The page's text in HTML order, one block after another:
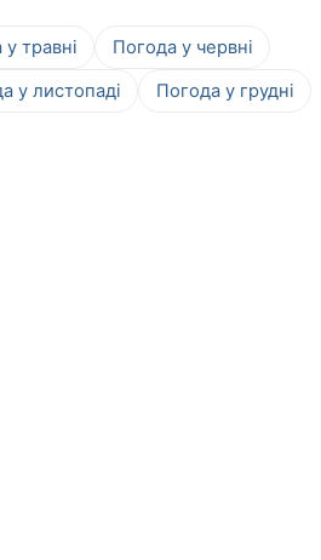
травні
Погода у червні
у листопаді Погода у грудні